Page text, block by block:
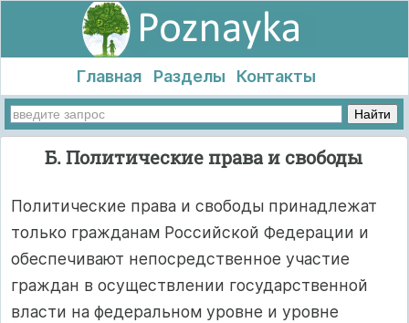
Главная Разделы Контакты
Б. Политические права и свободы
Политические права и свободы принадлежат
только гражданам Российской Федерации и
обеспечивают непосредственное участие
граждан в осуществлении государственной
власти на федеральном уровне и уровне